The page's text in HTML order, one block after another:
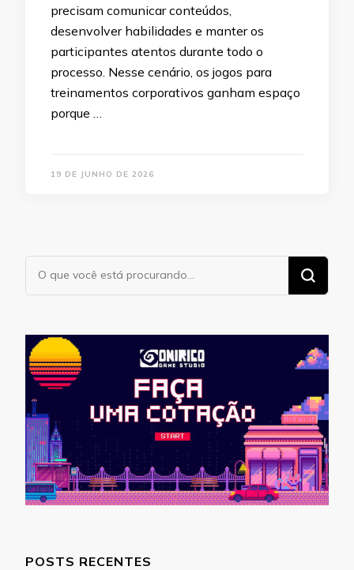
precisam comunicar conteúdos,
desenvolver habilidades e manter os
participantes atentos durante todo o
processo. Nesse cenário, os jogos para
treinamentos corporativos ganham espaço
porque …
19 DE JUNHO DE 2026
Procurando
algo?
POSTS RECENTES